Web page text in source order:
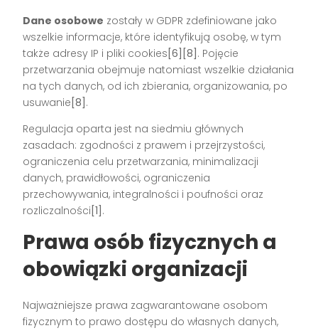
Dane osobowe zostały w GDPR zdefiniowane jako
wszelkie informacje, które identyfikują osobę, w tym
także adresy IP i pliki cookies [6][8] . Pojęcie
przetwarzania obejmuje natomiast wszelkie działania
na tych danych, od ich zbierania, organizowania, po
usuwanie [8] .
Regulacja oparta jest na siedmiu głównych
zasadach: zgodności z prawem i przejrzystości,
ograniczenia celu przetwarzania, minimalizacji
danych, prawidłowości, ograniczenia
przechowywania, integralności i poufności oraz
rozliczalności [1] .
Prawa osób fizycznych a
obowiązki organizacji
Najważniejsze prawa zagwarantowane osobom
fizycznym to prawo dostępu do własnych danych,